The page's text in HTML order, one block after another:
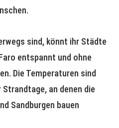
sind, könnt ihr Städte
entspannt und ohne
Die Temperaturen sind
an denen die
Sandburgen bauen